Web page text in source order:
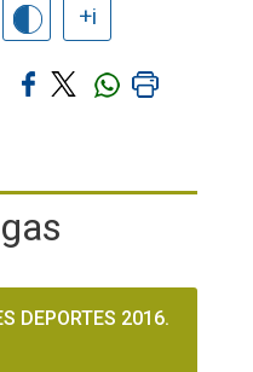
+i
DEPORTES 2016.